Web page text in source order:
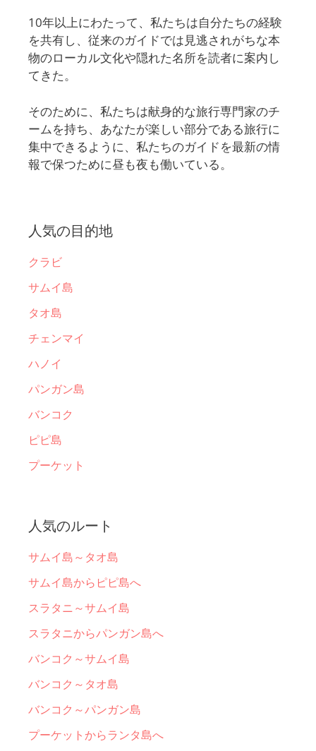
10年以上にわたって、私たちは自分たちの経験
を共有し、従来のガイドでは見逃されがちな本
物のローカル文化や隠れた名所を読者に案内し
てきた。
そのために、私たちは献身的な旅行専門家のチ
ームを持ち、あなたが楽しい部分である旅行に
集中できるように、私たちのガイドを最新の情
報で保つために昼も夜も働いている。
人気の目的地
クラビ
サムイ島
タオ島
チェンマイ
ハノイ
パンガン島
バンコク
ピピ島
プーケット
人気のルート
サムイ島～タオ島
サムイ島からピピ島へ
スラタニ～サムイ島
スラタニからパンガン島へ
バンコク～サムイ島
バンコク～タオ島
バンコク～パンガン島
プーケットからランタ島へ